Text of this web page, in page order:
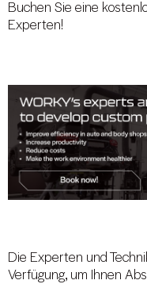
Buchen Sie eine
Experten!
Die Experten und
Verfügung, um Ihnen